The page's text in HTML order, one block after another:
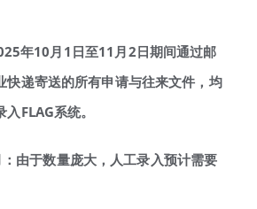
年10 月 1 日至11 月2日期间通过邮
快递寄送的所有申请与往来文件，均
入 FLAG系统。
由于数量庞大，人工录入预计需要